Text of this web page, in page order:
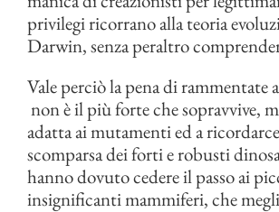
privilegi ricorrano alla teoria
Darwin, senza peraltro
Vale perciò la pena di rammentate
non è il più forte che sopravvive,
adatta ai mutamenti ed a
scomparsa dei forti e robusti
hanno dovuto cedere il passo ai
insignificanti mammiferi, che